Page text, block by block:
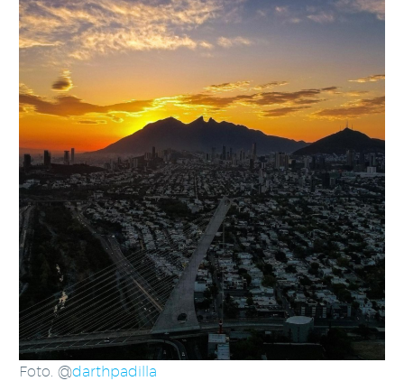
Foto. @darthpadilla